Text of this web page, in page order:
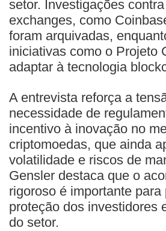
setor. Investigações
exchanges, como
foram arquivadas,
iniciativas como o Projeto
adaptar à tecnologia
A entrevista reforça a
necessidade de
incentivo à inovação no
criptomoedas, que ainda
volatilidade e riscos de
Gensler destaca que o
rigoroso é importante para
proteção dos investidores
do setor.